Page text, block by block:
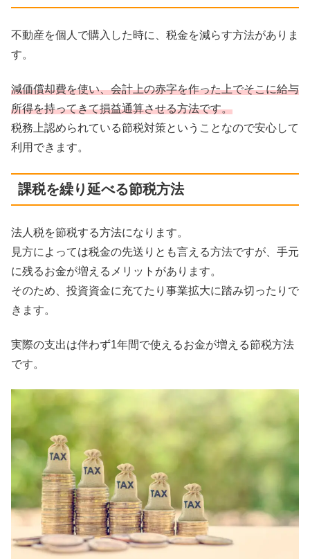
不動産を個人で購入した時に、税金を減らす方法がありま
す。
減価償却費を使い、会計上の赤字を作った上でそこに給与
所得を持ってきて損益通算させる方法です。
税務上認められている節税対策ということなので安心して
利用できます。
課税を繰り延べる節税方法
法人税を節税する方法になります。
見方によっては税金の先送りとも言える方法ですが、手元
に残るお金が増えるメリットがあります。
そのため、投資資金に充てたり事業拡大に踏み切ったりで
きます。
実際の支出は伴わず1年間で使えるお金が増える節税方法
です。